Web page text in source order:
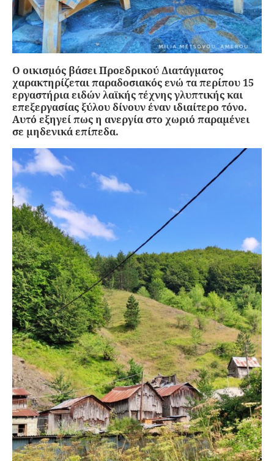
Ο οικισμός βάσει Προεδρικού Διατάγματος
χαρακτηρίζεται παραδοσιακός ενώ τα περίπου 15
εργαστήρια ειδών λαϊκής τέχνης γλυπτικής και
επεξεργασίας ξύλου δίνουν έναν ιδιαίτερο τόνο.
Αυτό εξηγεί πως η ανεργία στο χωριό παραμένει
σε μηδενικά επίπεδα.